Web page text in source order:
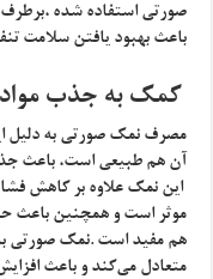
صورتی استفاده شده
باعث بهبود یافتن سلامت
کمک به جذب
مصرف نمک صورتی به دلیل
آن هم طبیعی است، باعث
این نمک علاوه بر کاهش
موثر است و همچنین باعث
متعادل می‌کند و باعث